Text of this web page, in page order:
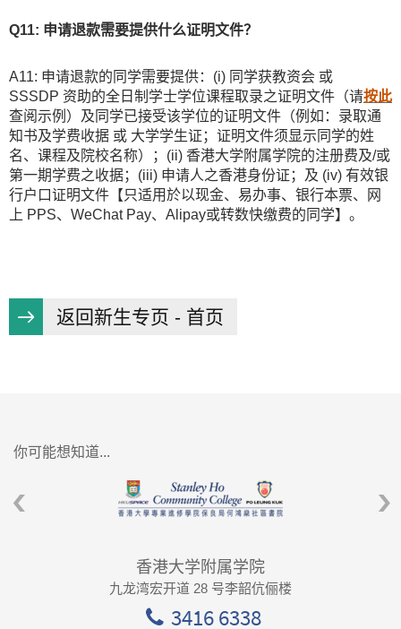
Q11: 申请退款需要提供什么证明文件？
A11: 申请退款的同学需要提供：(i) 同学获教资会 或
SSSDP 资助的全日制学士学位课程取录之证明文件（请按此
查阅示例）及同学已接受该学位的证明文件（例如：录取通
知书及学费收据 或 大学学生证；证明文件须显示同学的姓
名、课程及院校名称）；(ii) 香港大学附属学院的注册费及/或
第一期学费之收据；(iii) 申请人之香港身份证；及 (iv) 有效银
行户口证明文件【只适用於以现金、易办事、银行本票、网
上 PPS、WeChat Pay、Alipay或转数快缴费的同学】。
返回新生专页 - 首页
你可能想知道...
香港大学附属学院
九龙湾宏开道 28 号李韶伉俪楼
3416 6338